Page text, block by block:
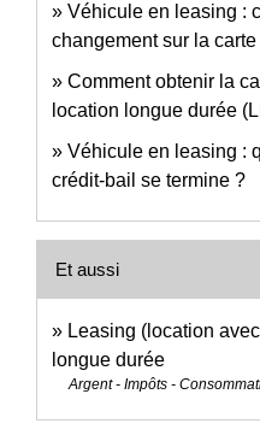
Véhicule en leasing :
changement sur la
Comment obtenir la
location longue durée
Véhicule en leasing :
crédit-bail se termine ?
Et aussi
Leasing (location
longue durée
Argent - Impôts -